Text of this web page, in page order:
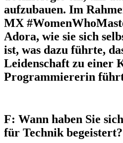
aufzubauen. Im
MX
Adora, wie sie sich
ist, was dazu führte,
Leidenschaft zu einer
Programmiererin
F: Wann haben Sie
für Technik begeistert?